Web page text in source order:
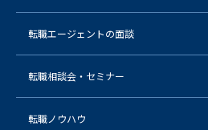
転職エージェントの面談
転職相談会・セミナー
転職ノウハウ